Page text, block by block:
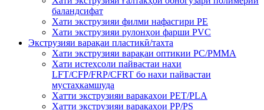
баландсифат
Хати экструзияи филми нафасгири PE
Хати экструзияи рулонҳои фарши PVC
Экструзияи варақаи пластикӣ/тахта
Хати экструзияи варақаи оптикии PC/PMMA
Хати истеҳсоли пайвастаи нахи
LFT/CFP/FRP/CFRT бо нахи пайвастаи
мустаҳкамшуда
Хатти экструзияи варақаҳои PET/PLA
Хатти экструзияи варақаҳои PP/PS